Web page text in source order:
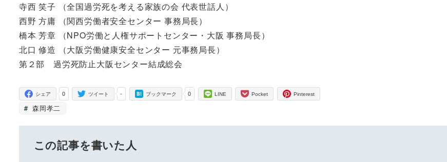
寺西 笑子 （全国過労死を考える家族の会 代表世話人）
西野 方庸 （関西労働者安全センター 事務局長）
橋本 芳章 （NPO労働と人権サポートセンター・大阪 事務局長）
北口 修造 （大阪労働健康安全センター 元事務局長）
第２部 過労死防止大阪センター結成総会
0
シェア -
ツイート 0
ブックマーク LINE Pocket Pinterest
森岡孝二
この記事を書いた人